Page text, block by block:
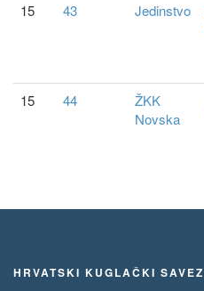
15 43 Jedinstvo
15 44
ŽKK
Novska
HRVATSKI KUGLAČKI SAVEZ